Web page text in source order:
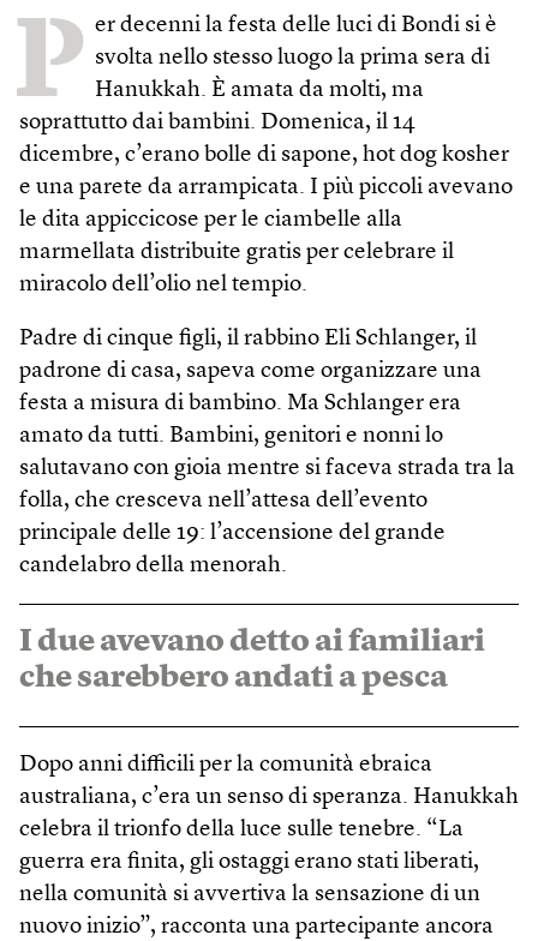
P er decenni la festa delle luci di Bondi si è
svolta nello stesso luogo la prima sera di
Hanukkah. È amata da molti, ma
soprattutto dai bambini. Domenica, il 14
dicembre, c’erano bolle di sapone, hot dog kosher
e una parete da arrampicata. I più piccoli avevano
le dita appiccicose per le ciambelle alla
marmellata distribuite gratis per celebrare il
miracolo dell’olio nel tempio.
Padre di cinque figli, il rabbino Eli Schlanger, il
padrone di casa, sapeva come organizzare una
festa a misura di bambino. Ma Schlanger era
amato da tutti. Bambini, genitori e nonni lo
salutavano con gioia mentre si faceva strada tra la
folla, che cresceva nell’attesa dell’evento
principale delle 19: l’accensione del grande
candelabro della menorah.
I due avevano detto ai familiari
che sarebbero andati a pesca
Dopo anni difficili per la comunità ebraica
australiana, c’era un senso di speranza. Hanukkah
celebra il trionfo della luce sulle tenebre. “La
guerra era finita, gli ostaggi erano stati liberati,
nella comunità si avvertiva la sensazione di un
nuovo inizio”, racconta una partecipante ancora